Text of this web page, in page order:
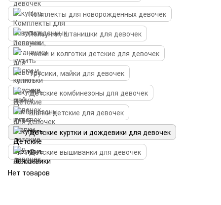
Комплекты для новорожденных девочек
Ползунки, штанишки для девочек
Носки и колготки детские для девочек
Трусики, майки для девочек
Детские комбинезоны для девочек
Шапки детские для девочек
Детские куртки и дождевики для девочек
Детские вышиванки для девочек
Нет товаров